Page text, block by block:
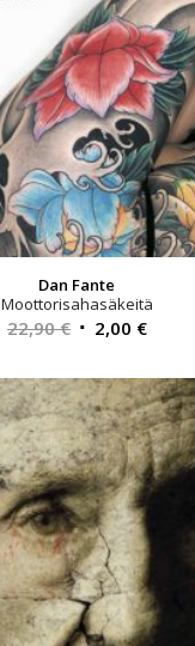
Dan Fante
Moottorisahasäkeitä
22,90€ Alkuperäinen
oli:
22,90 €.
2,00 €
on:
2,00